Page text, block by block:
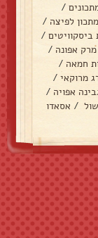
/
מתכון לפיצה /
ביסקוויטים /
מרק אפונה /
חמאה /
מרוקאי /
אפויה /
/ אסאדו